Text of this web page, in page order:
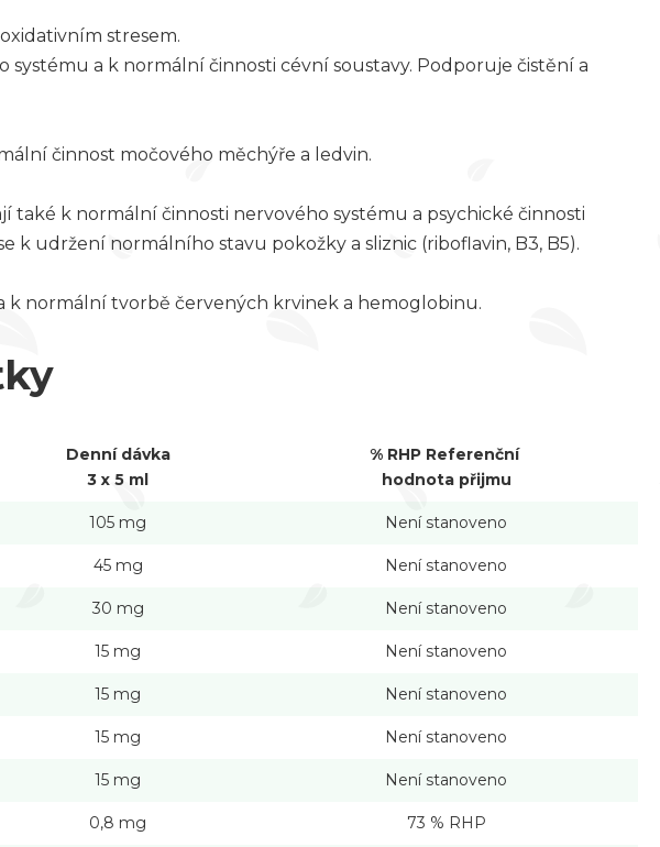
stresem.
a k normální činnosti cévní soustavy. Podporuje čistění a
činnost močového měchýře a ledvin.
také k normální činnosti nervového systému a psychické činnosti
k udržení normálního stavu pokožky a sliznic (riboflavin, B3, B5).
k normální tvorbě červených krvinek a hemoglobinu.
Denní dávka
3 x 5 ml
% RHP Referenční
hodnota přijmu
105 mg Není stanoveno
45 mg Není stanoveno
30 mg Není stanoveno
15 mg Není stanoveno
15 mg Není stanoveno
15 mg Není stanoveno
15 mg Není stanoveno
0,8 mg 73 % RHP